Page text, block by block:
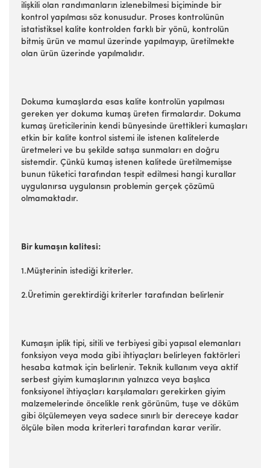
ilişkili olan randımanların izlenebilmesi biçiminde bir
kontrol yapılması söz konusudur. Proses kontrolünün
istatistiksel kalite kontrolden farklı bir yönü, kontrolün
bitmiş ürün ve mamul üzerinde yapılmayıp, üretilmekte
olan ürün üzerinde yapılmalıdır.
Dokuma kumaşlarda esas kalite kontrolün yapılması
gereken yer dokuma kumaş üreten firmalardır. Dokuma
kumaş üreticilerinin kendi bünyesinde ürettikleri kumaşları
etkin bir kalite kontrol sistemi ile istenen kalitelerde
üretmeleri ve bu şekilde satışa sunmaları en doğru
sistemdir. Çünkü kumaş istenen kalitede üretilmemişse
bunun tüketici tarafından tespit edilmesi hangi kurallar
uygulanırsa uygulansın problemin gerçek çözümü
olmamaktadır.
Bir kumaşın kalitesi:
1.Müşterinin istediği kriterler.
2.Üretimin gerektirdiği kriterler tarafından belirlenir
Kumaşın iplik tipi, sitili ve terbiyesi gibi yapısal elemanları
fonksiyon veya moda gibi ihtiyaçları belirleyen faktörleri
hesaba katmak için belirlenir. Teknik kullanım veya aktif
serbest giyim kumaşlarının yalnızca veya başlıca
fonksiyonel ihtiyaçları karşılamaları gerekirken giyim
malzemelerinde öncelikle renk görünüm, tuşe ve döküm
gibi ölçülemeyen veya sadece sınırlı bir dereceye kadar
ölçüle bilen moda kriterleri tarafından karar verilir.